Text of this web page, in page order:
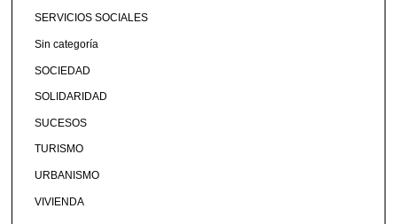
SERVICIOS SOCIALES
Sin categoría
SOCIEDAD
SOLIDARIDAD
SUCESOS
TURISMO
URBANISMO
VIVIENDA